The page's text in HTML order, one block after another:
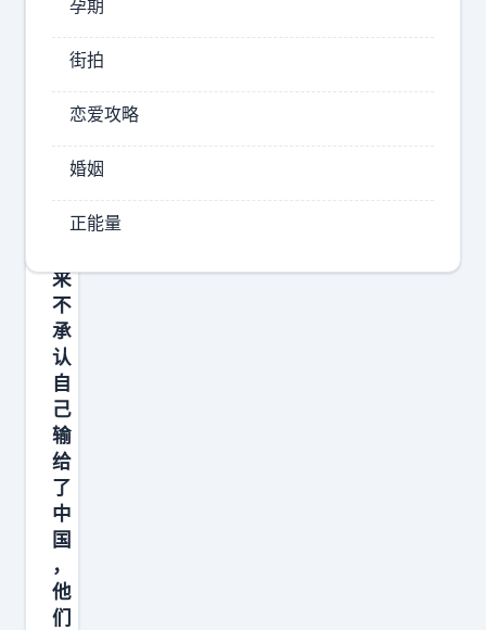
在
是
足
措
！
在
律
宾
武
装
部
队
总
参
待
本
反
思
！
日
本
来
不
承
认
自
己
输
给
了
中
国
，
他
们
孕期
街拍
恋爱攻略
婚姻
正能量